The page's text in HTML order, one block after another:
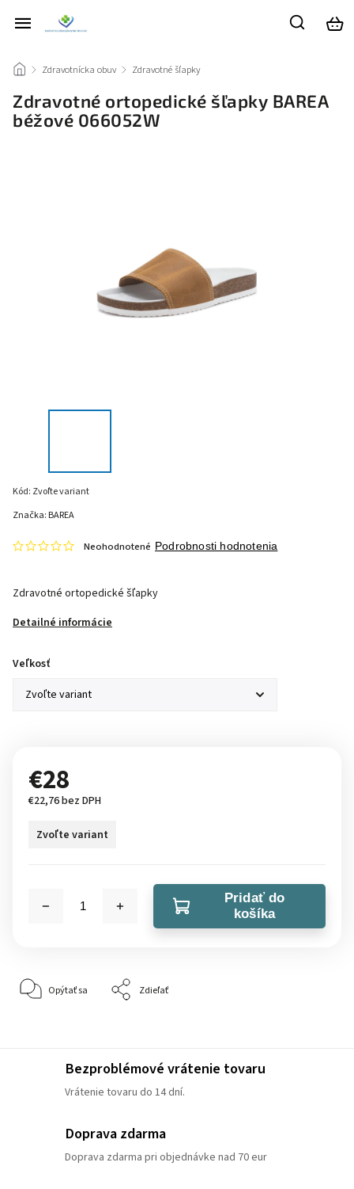
/ Zdravotnícka obuv / Zdravotné šľapky
Zdravotné ortopedické šľapky BAREA
béžové 066052W
Kód: Zvoľte variant
Neohodnotené Podrobnosti hodnotenia
Zdravotné ortopedické šľapky
Detailné informácie
Značka: BAREA
Veľkosť
€28
€22,76 bez DPH
Zvoľte variant
Pridať do
košíka
Opýtať sa Zdieľať
Bezproblémové vrátenie tovaru
Vrátenie tovaru do 14 dní.
Doprava zdarma
Doprava zdarma pri objednávke nad 70 eur